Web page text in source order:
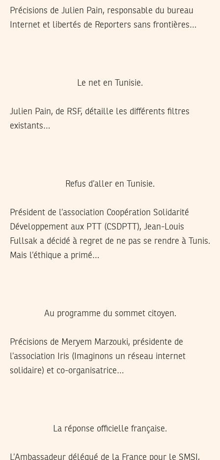
Précisions de Julien Pain, responsable du bureau
Internet et libertés de Reporters sans frontières…
Le net en Tunisie.
Julien Pain, de RSF, détaille les différents filtres
existants…
Refus d’aller en Tunisie.
Président de l’association Coopération Solidarité
Développement aux PTT (CSDPTT), Jean-Louis
Fullsak a décidé à regret de ne pas se rendre à Tunis.
Mais l’éthique a primé…
Au programme du sommet citoyen.
Précisions de Meryem Marzouki, présidente de
l’association Iris (Imaginons un réseau internet
solidaire) et co-organisatrice…
La réponse officielle française.
L’Ambassadeur délégué de la France pour le SMSI,